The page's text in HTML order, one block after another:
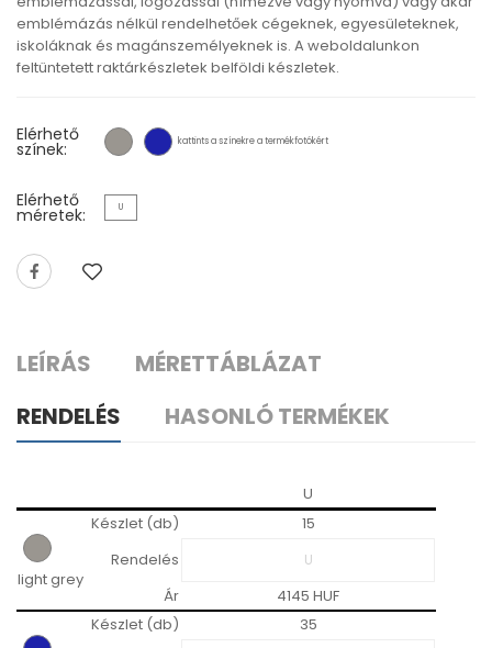
emblémázás nélkül rendelhetőek cégeknek, egyesületeknek,
iskoláknak és magánszemélyeknek is. A weboldalunkon
feltüntetett raktárkészletek belföldi készletek.
Elérhető
színek: kattints a színekre a termékfotókért
Elérhető
méretek: U
LEÍRÁS
MÉRETTÁBLÁZAT
RENDELÉS
HASONLÓ TERMÉKEK
U
light grey
Készlet (db)
15
Rendelés
Ár
4145 HUF
Készlet (db)
35